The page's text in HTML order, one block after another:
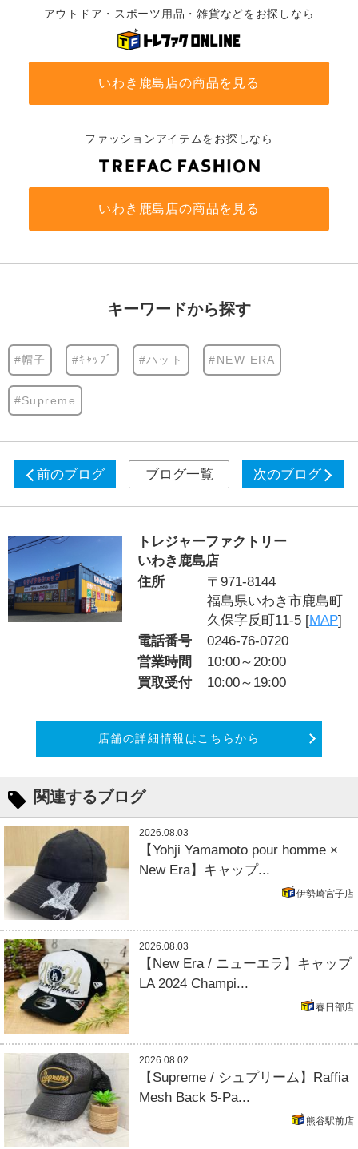
アウトドア・スポーツ用品・雑貨などをお探しなら
いわき鹿島店の商品を見る
ファッションアイテムをお探しなら
いわき鹿島店の商品を見る
キーワードから探す
#帽子 #ｷｬｯﾌﾟ #ハット #NEW ERA
#Supreme
前のブログ ブログ一覧 次のブログ
トレジャーファクトリー
いわき鹿島店
住所
〒971-8144
福島県いわき市鹿島町
久保字反町11-5 [MAP]
電話番号
0246-76-0720
営業時間
10:00～20:00
買取受付
10:00～19:00
店舗の詳細情報はこちらから
関連するブログ
2026.08.03
【Yohji Yamamoto pour homme ×
New Era】キャップ...
伊勢崎宮子店
2026.08.03
【New Era / ニューエラ】キャップ
LA 2024 Champi...
春日部店
2026.08.02
【Supreme / シュプリーム】Raffia
Mesh Back 5-Pa...
熊谷駅前店